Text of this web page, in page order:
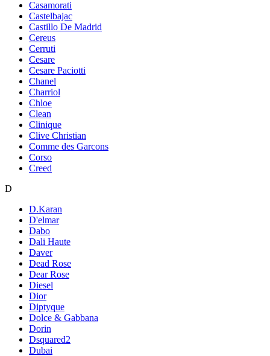
Casamorati
Castelbajac
Castillo De Madrid
Cereus
Cerruti
Cesare
Cesare Paciotti
Chanel
Charriol
Chloe
Clean
Clinique
Clive Christian
Comme des Garcons
Corso
Creed
D
D.Karan
D'elmar
Dabo
Dali Haute
Daver
Dead Rose
Dear Rose
Diesel
Dior
Diptyque
Dolce & Gabbana
Dorin
Dsquared2
Dubai